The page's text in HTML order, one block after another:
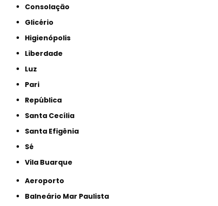
Consolação
Glicério
Higienópolis
Liberdade
Luz
Pari
República
Santa Cecília
Santa Efigênia
Sé
Vila Buarque
Aeroporto
Balneário Mar Paulista